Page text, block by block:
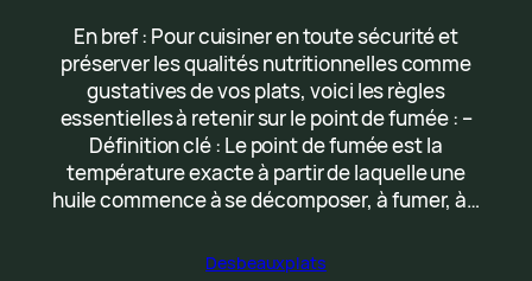
En bref : Pour cuisiner en toute sécurité et
préserver les qualités nutritionnelles comme
gustatives de vos plats, voici les règles
essentielles à retenir sur le point de fumée : –
Définition clé : Le point de fumée est la
température exacte à partir de laquelle une
huile commence à se décomposer, à fumer, à…
Desbeauxplats